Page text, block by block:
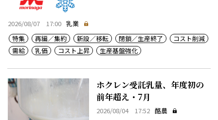
2026/08/07 17:00 乳業
特集
再編／集約 新設／移転 閉鎖／生産終了
コスト削減
需給
乳価 コスト上昇 生産基盤強化
ホクレン受託乳量、年度初の
前年超え・7月
2026/08/04 17:52 酪農